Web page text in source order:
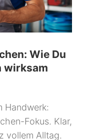
Wie Du
wirksam
Handwerk:
Fokus. Klar,
vollem Alltag.